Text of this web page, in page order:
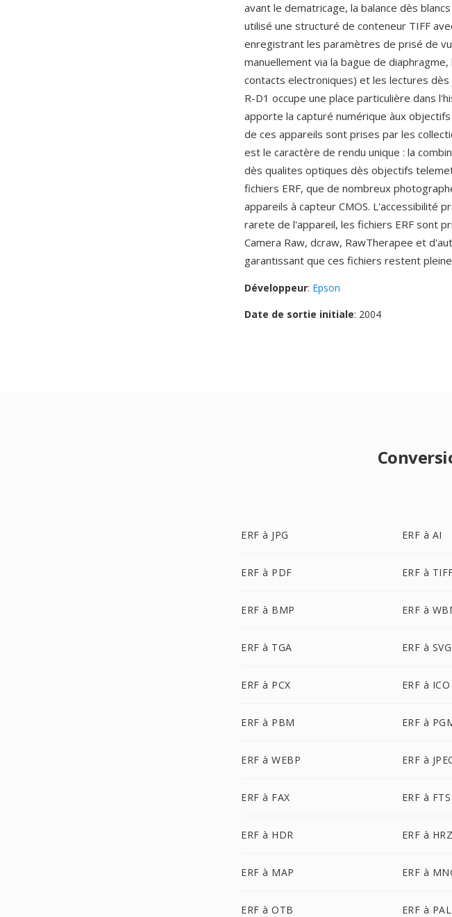
avant le dematricage, la balance dès
utilisé une structuré de conteneur TIFF
enregistrant les paramètres de prisé de
manuellement via la bague de
contacts electroniques) et les lectures dès
R-D1 occupe une place particulière dans
apporte la capturé numérique àux
de ces appareils sont prises par les
est le caractère de rendu unique : la
dès qualites optiques dès objectifs
fichiers ERF, que de nombreux
appareils à capteur CMOS. L'accessibilité
rarete de l'appareil, les fichiers ERF sont
Camera Raw, dcraw, RawTherapee et
garantissant que ces fichiers restent
Développeur: Epson
Date de sortie initiale: 2004
ERF à JPG ERF à AI
ERF à PDF ERF à
ERF à BMP ERF à
ERF à TGA ERF à SVG
ERF à PCX ERF à ICO
ERF à PBM ERF à
ERF à WEBP ERF à
ERF à FAX ERF à FTS
ERF à HDR ERF à HRZ
ERF à MAP ERF à
ERF à OTB ERF à PAL